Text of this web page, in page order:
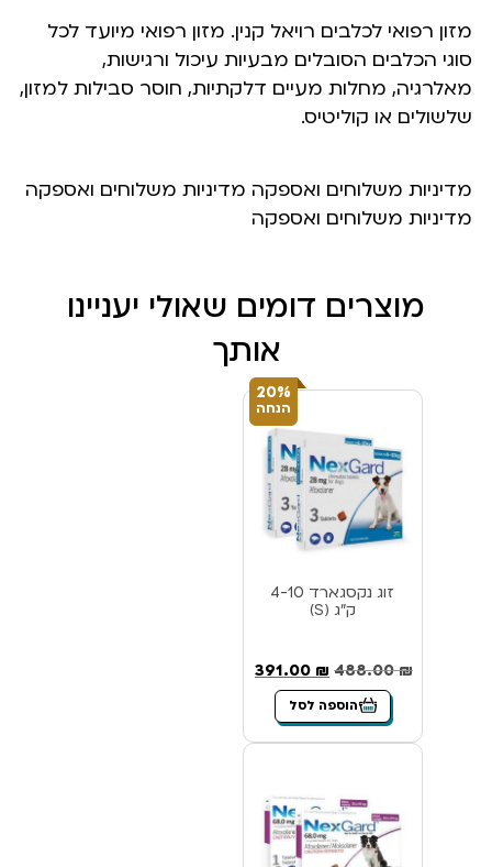
מזון רפואי לכלבים רויאל קנין. מזון רפואי מיועד לכל
סוגי הכלבים הסובלים מבעיות עיכול ורגישות,
מאלרגיה, מחלות מעיים דלקתיות, חוסר סבילות למזון,
שלשולים או קוליטיס.
מדיניות משלוחים ואספקה מדיניות משלוחים ואספקה
מדיניות משלוחים ואספקה
מוצרים דומים שאולי יעניינו
אותך
20%
הנחה
זוג נקסגארד 4-10
ק”ג (S)
488.00₪
391.00 ₪
הוספה לסל